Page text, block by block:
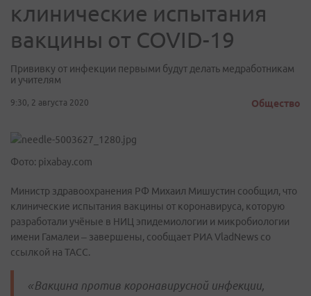
клинические испытания
вакцины от COVID-19
Прививку от инфекции первыми будут делать медработникам
и учителям
9:30, 2 августа 2020 Общество
Фото: pixabay.com
Министр здравоохранения РФ Михаил Мишустин сообщил, что
клинические испытания вакцины от коронавируса, которую
разработали учёные в НИЦ эпидемиологии и микробиологии
имени Гамалеи – завершены, сообщает РИА VladNews со
ссылкой на ТАСС.
«Вакцина против коронавирусной инфекции,